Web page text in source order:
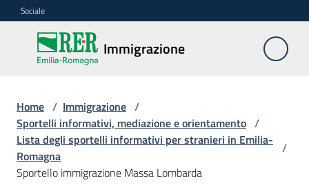
Vai al contenuto
Vai alla navigazione
Vai al footer
Sociale
Immigrazione
Immigrazione
Interventi
Progetti
europei
Home / Immigrazione /
Sportelli informativi, mediazione e orientamento /
Lista degli sportelli informativi per stranieri in Emilia-
Romagna
/
Sportello immigrazione Massa Lombarda